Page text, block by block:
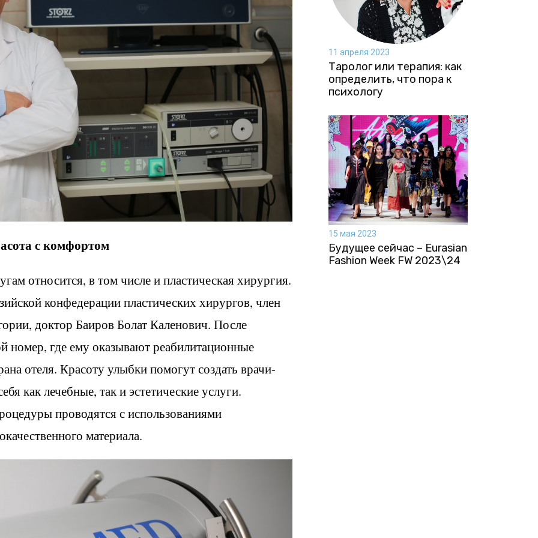
с комфортом
относится, в том числе и пластическая хирургия.
конфедерации пластических хирургов, член
доктор Баиров Болат Каленович. После
номер, где ему оказывают реабилитационные
отеля. Красоту улыбки помогут создать врачи-
как лечебные, так и эстетические услуги.
проводятся с использованиями
материала.
11 апреля 2023
Таролог или терапия: как
определить, что пора к
психологу
15 мая 2023
Будущее сейчас – Eurasian
Fashion Week FW 2023\24